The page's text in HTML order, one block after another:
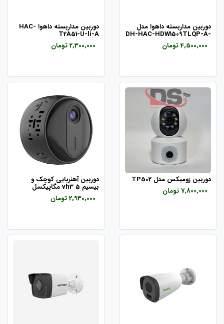
دوربین مداربسته داهوا مدل
DH-HAC-HDW1509TLQP-A-
4,500,000 تومان
دوربین مداربسته داهوا HAC-
T2A51-U-li-A
2,300,000 تومان
دوربین زومیکس مدل TP502
7,800,000 تومان
دوربین آهنربایی کوچک و
بیسیم vh3 5 مگاپیکسل
2,930,000 تومان